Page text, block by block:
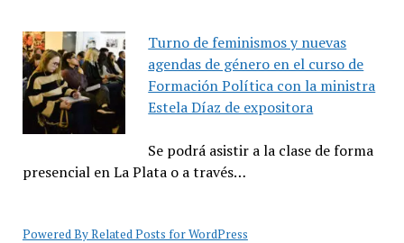
Turno de feminismos y nuevas
agendas de género en el curso de
Formación Política con la ministra
Estela Díaz de expositora
Se podrá asistir a la clase de forma
presencial en La Plata o a través…
Powered By Related Posts for WordPress